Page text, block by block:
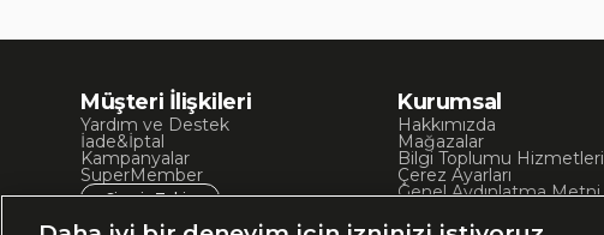
Müşteri İlişkileri
Yardım ve Destek
İade&İptal
Kampanyalar
SuperMember
Sipariş Takip
Kurumsal
Hakkımızda
Mağazalar
Bilgi Toplumu Hizmetleri
Çerez Ayarları
Genel Aydınlatma Metni
Site Haritası